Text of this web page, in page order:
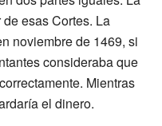
esas Cortes. La
noviembre de 1469, si
consideraba que
Mientras
el dinero.